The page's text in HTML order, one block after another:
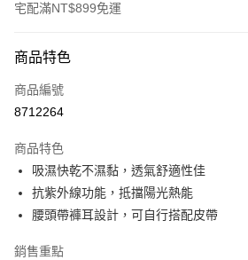
宅配滿NT$899免運
信用卡一次付款
LINE Pay
悠遊付
Google Pay
運送方式
商品特色
商品編號
8712264
商品特色
吸濕快乾不濕黏，透氣舒適性佳
抗紫外線功能，抵擋陽光熱能
腰頭帶褲耳設計，可自行搭配皮帶
銷售重點